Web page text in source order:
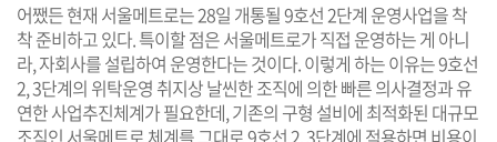
어쨌든 현재 서울메트로는 28일 개통될 9호선 2단계 운영사업을 착
착 준비하고 있다. 특이할 점은 서울메트로가 직접 운영하는 게 아니
라, 자회사를 설립하여 운영한다는 것이다. 이렇게 하는 이유는 9호선
2, 3단계의 위탁운영 취지상 날씬한 조직에 의한 빠른 의사결정과 유
연한 사업추진체계가 필요한데, 기존의 구형 설비에 최적화된 대규모